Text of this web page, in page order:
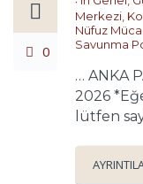
0
Merkezi,
Nüfuz
Savunma
… ANKA
2026
lütfen